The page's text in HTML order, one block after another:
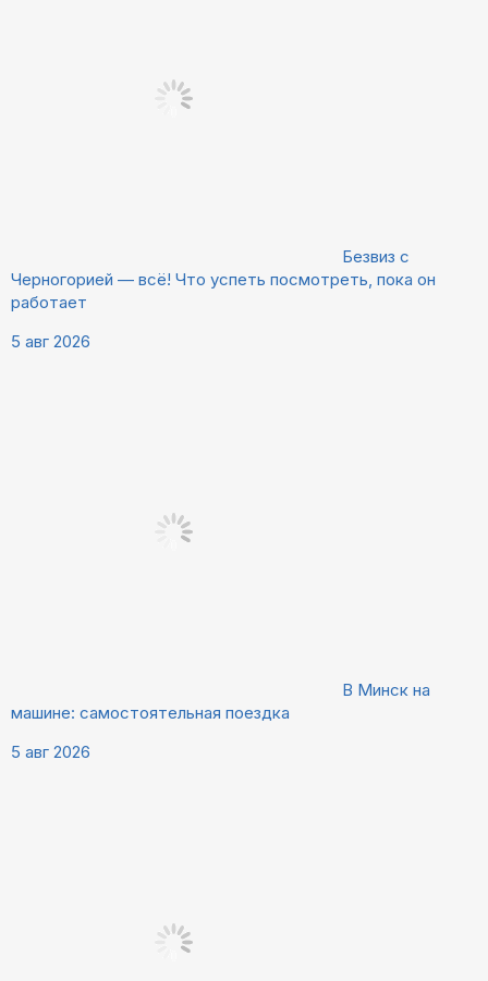
Безвиз с
Черногорией — всё! Что успеть посмотреть, пока он
работает
5 авг 2026
В Минск на
машине: самостоятельная поездка
5 авг 2026